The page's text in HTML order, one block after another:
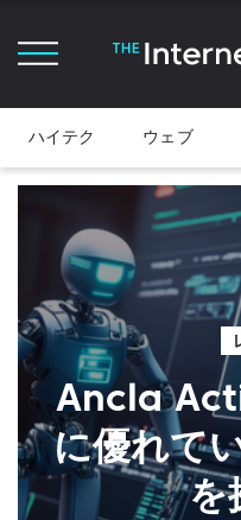
ハイテク ウェブ
Ancla
に優れて
を